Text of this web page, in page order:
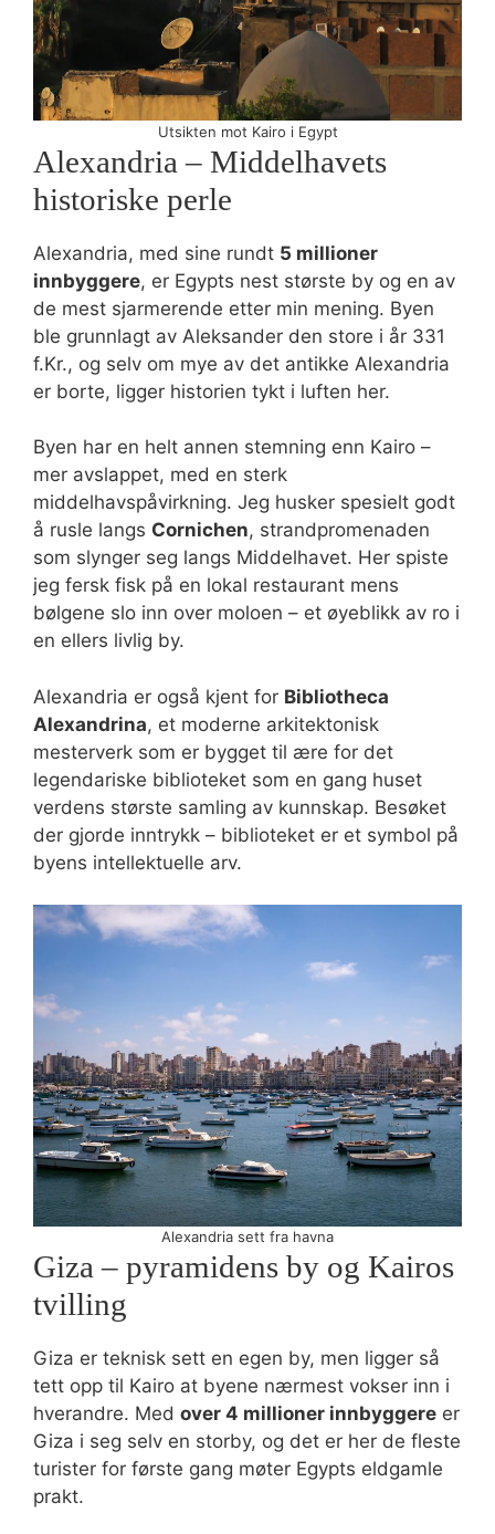
Utsikten mot Kairo i Egypt
Alexandria – Middelhavets
historiske perle
Alexandria, med sine rundt 5 millioner
innbyggere, er Egypts nest største by og en av
de mest sjarmerende etter min mening. Byen
ble grunnlagt av Aleksander den store i år 331
f.Kr., og selv om mye av det antikke Alexandria
er borte, ligger historien tykt i luften her.
Byen har en helt annen stemning enn Kairo –
mer avslappet, med en sterk
middelhavspåvirkning. Jeg husker spesielt godt
å rusle langs Cornichen, strandpromenaden
som slynger seg langs Middelhavet. Her spiste
jeg fersk fisk på en lokal restaurant mens
bølgene slo inn over moloen – et øyeblikk av ro i
en ellers livlig by.
Alexandria er også kjent for Bibliotheca
Alexandrina, et moderne arkitektonisk
mesterverk som er bygget til ære for det
legendariske biblioteket som en gang huset
verdens største samling av kunnskap. Besøket
der gjorde inntrykk – biblioteket er et symbol på
byens intellektuelle arv.
Alexandria sett fra havna
Giza – pyramidens by og Kairos
tvilling
Giza er teknisk sett en egen by, men ligger så
tett opp til Kairo at byene nærmest vokser inn i
hverandre. Med over 4 millioner innbyggere er
Giza i seg selv en storby, og det er her de fleste
turister for første gang møter Egypts eldgamle
prakt.